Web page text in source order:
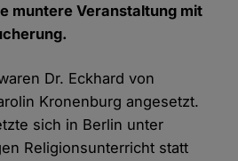
muntere Veranstaltung mit
Dr. Eckhard von
Kronenburg angesetzt.
sich in Berlin unter
Religionsunterricht statt